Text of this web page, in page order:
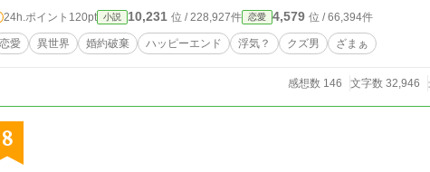
24h.ポイント 120pt 小説 10,231 位 / 228,927件 恋愛 4,579 位 / 66,394件
恋愛 異世界 婚約破棄 ハッピーエンド 浮気？ クズ男 ざまぁ
感想数 146 文字数 32,946
8